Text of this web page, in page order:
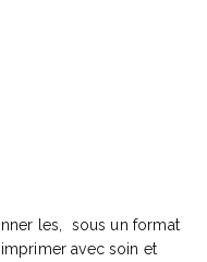
les, sous un format
avec soin et